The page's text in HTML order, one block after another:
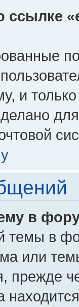
ссылке
и
в
темы в
или
прежде